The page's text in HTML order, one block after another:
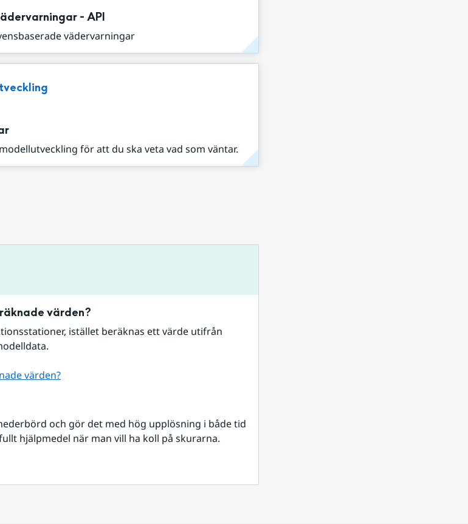
- API
vädervarningar
för att du ska veta vad som väntar.
värden?
istället beräknas ett värde utifrån
värden?
och gör det med hög upplösning i både tid
hjälpmedel när man vill ha koll på skurarna.